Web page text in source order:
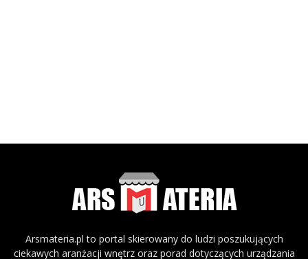
Arsmateria.pl to portal skierowany do ludzi poszukujących
ciekawych aranżacji wnętrz oraz porad dotyczących urządzania